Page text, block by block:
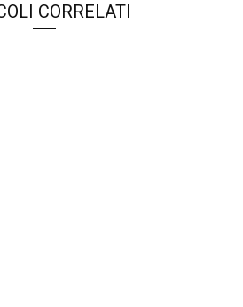
CORRELATI